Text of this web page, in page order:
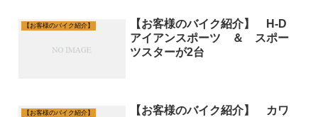
【お客様のバイク紹介】
【お客様のバイク紹介】 H-D
アイアンスポーツ ＆ スポー
ツスターが2台
【お客様のバイク紹介】
【お客様のバイク紹介】 カワ